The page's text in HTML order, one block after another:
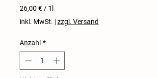
26,00 € / 1l
26,00 €
Liter
inkl. MwSt. |zzgl. Versand
Anzahl *